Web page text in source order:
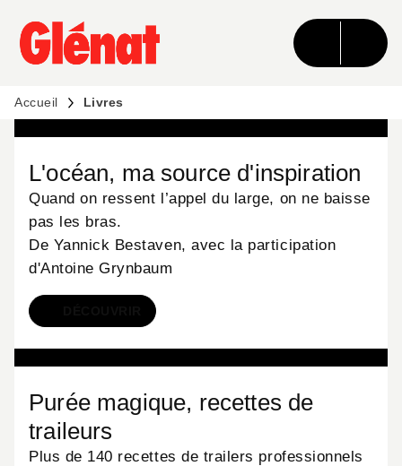
MENU RECHERCHE CONTENU
PIED DE PAGE
Accueil Livres
L'océan, ma source d'inspiration
Quand on ressent l’appel du large, on ne baisse
pas les bras.
De Yannick Bestaven, avec la participation
d'Antoine Grynbaum
Purée magique, recettes de
traileurs
Plus de 140 recettes de trailers professionnels